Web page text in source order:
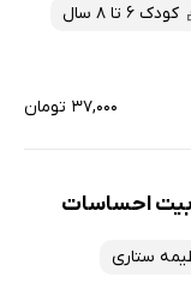
کودک 6 تا 8 سال
۳۷,۰۰۰ تومان
احساسات
ستاری